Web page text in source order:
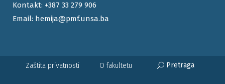
Kontakt: +387 33 279 906
Email: hemija@pmf.unsa.ba
Zaštita privatnosti O fakultetu Pretraga